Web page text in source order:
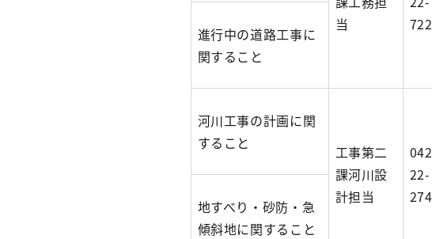
当
進行中の道路工事に
関すること
河川工事の計画に関
すること
工事第二
課河川設
計担当
22-
地すべり・砂防・急
傾斜地に関すること